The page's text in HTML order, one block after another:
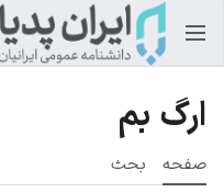
ارگ بم
صفحه بحث